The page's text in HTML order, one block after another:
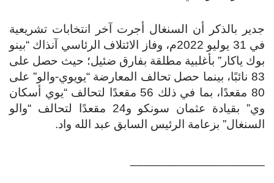
جدير بالذكر أن السنغال أجرت آخر انتخابات تشريعية
في 31 يوليو 2022م، وفاز الائتلاف الرئاسي آنذاك “بينو
بوك ياكار” بأغلبية مطلقة بفارق ضئيل؛ حيث حصل على
83 نائبًا، بينما حصل تحالف المعارضة “يويوي-والو” على
80 مقعدًا، بما في ذلك 56 مقعدًا لتحالف “يوي أسكان
وي” بقيادة عثمان سونكو و24 مقعدًا لتحالف “والو
السنغال” بزعامة الرئيس السابق عبد الله واد.